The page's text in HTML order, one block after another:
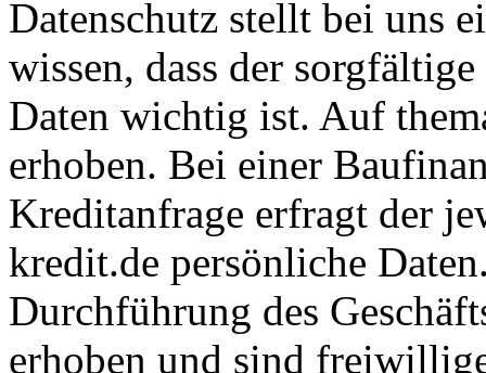
Datenschutz stellt bei uns
wissen, dass der
Daten wichtig ist. Auf
erhoben. Bei einer
Kreditanfrage erfragt der
kredit.de persönliche
Durchführung des
erhoben und sind